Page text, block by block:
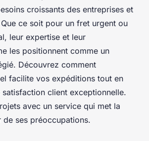
croissants des entreprises et
ce soit pour un fret urgent ou
leur expertise et leur
les positionnent comme un
Découvrez comment
facilite vos expéditions tout en
satisfaction client exceptionnelle.
avec un service qui met la
ses préoccupations.